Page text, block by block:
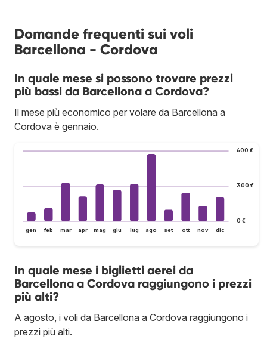
Domande frequenti sui voli
Barcellona - Cordova
In quale mese si possono trovare prezzi
più bassi da Barcellona a Cordova?
Il mese più economico per volare da Barcellona a
Cordova è gennaio.
0 €
300 €
600 €
gen feb mar apr mag giu lug ago set ott nov dic
In quale mese i biglietti aerei da
Barcellona a Cordova raggiungono i prezzi
più alti?
A agosto, i voli da Barcellona a Cordova raggiungono i
prezzi più alti.